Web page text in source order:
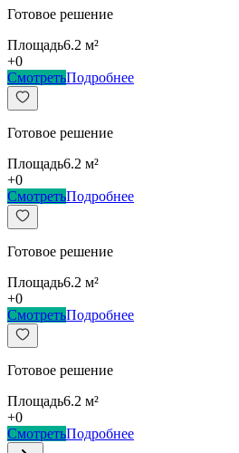
Готовое решение
Площадь6.2 м²
+0
СмотретьПодробнее
Готовое решение
Площадь6.2 м²
+0
СмотретьПодробнее
Готовое решение
Площадь6.2 м²
+0
СмотретьПодробнее
Готовое решение
Площадь6.2 м²
+0
СмотретьПодробнее